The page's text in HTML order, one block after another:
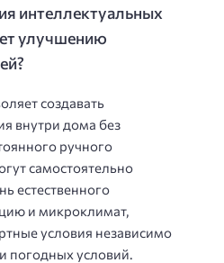
интеллектуальных
улучшению
создавать
внутри дома без
ручного
самостоятельно
естественного
и микроклимат,
условия независимо
погодных условий.